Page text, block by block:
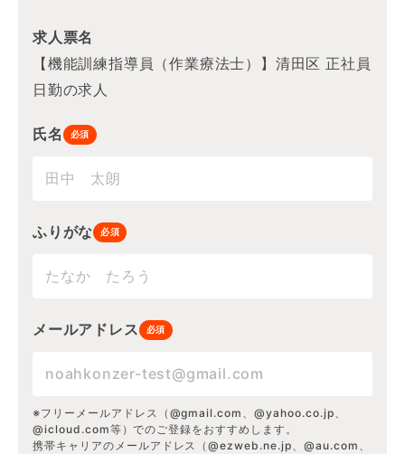
求人票名
【機能訓練指導員（作業療法士）】清田区 正社員
日勤の求人
氏名 必須
ふりがな 必須
メールアドレス 必須
※フリーメールアドレス（@gmail.com、@yahoo.co.jp、
@icloud.com等）でのご登録をおすすめします。
携帯キャリアのメールアドレス（@ezweb.ne.jp、@au.com、